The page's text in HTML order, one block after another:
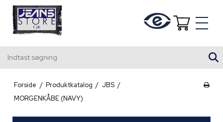
Forside / Produktkatalog / JBS /
MORGENKÅBE (NAVY)